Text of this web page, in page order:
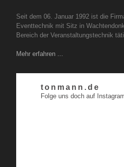
Seit dem 06. Januar 1992 ist die
Eventtechnik mit Sitz in
Bereich der Veranstaltungstechnik
Mehr erfahren ...
tonmann.de
Folge uns doch auf